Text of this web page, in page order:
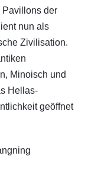
Pavillons der
nun als
Zivilisation.
Minoisch und
Hellas-
geöffnet